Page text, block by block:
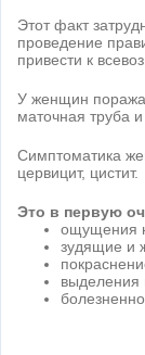
Этот факт
проведение
привести к
У женщин
маточная труба
Симптоматика
цервицит, цистит.
Это в первую
ощущения
зудящие и
выделения